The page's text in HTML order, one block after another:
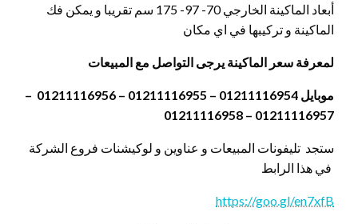
أبعاد الماكينة الخارجي 70- 97- 175 سم تقريبا و يمكن فك
الماكينة و تركيبها في اي مكان
لمعرفة سعر الماكينة يرجى التواصل مع المبيعات
موبايل 01211116954 – 01211116955 – 01211116956 –
01211116957 – 01211116958
ستجد تليفونات المبيعات و عناوين و لوكيشنات فروع الشركة
في هذا الرابط
https://goo.gl/en7xfB